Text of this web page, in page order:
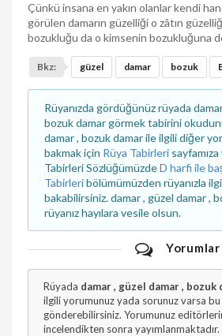
Çünkü insana en yakın olanlar kendi
görülen damarın güzelliği o zâtın
bozukluğu da o kimsenin bozukluğuna
Bkz: güzel damar bozuk
Rüyanızda gördüğünüz rüyada
bozuk damar görmek tabirini
damar , bozuk damar ile ilgili diğer
bakmak için Rüya Tabirleri
Tabirleri SözlüğümüzdeD harfi ile
Tabirleribölümümüzden rüyanızla
bakabilirsiniz. damar , güzel damar ,
rüyanız hayılara vesile olsun.
Yorumlar
Rüyada damar , güzel damar , bozuk
ilgili yorumunuz yada sorunuz varsa
gönderebilirsiniz. Yorumunuz
incelendikten sonra yayımlanmaktadır.